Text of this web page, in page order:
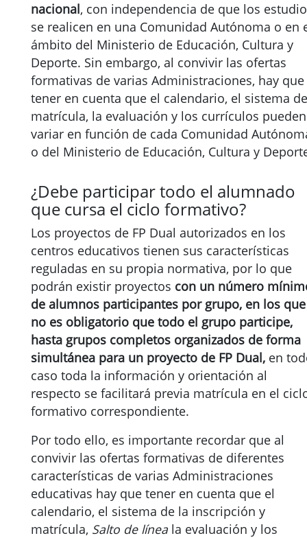
nacional, con independencia de que los
se realicen en una Comunidad Autónoma o en
ámbito del Ministerio de Educación, Cultura y
Deporte. Sin embargo, al convivir las ofertas
formativas de varias Administraciones, hay que
tener en cuenta que el calendario, el sistema de
matrícula, la evaluación y los currículos pueden
variar en función de cada Comunidad
o del Ministerio de Educación, Cultura y
¿Debe participar todo el alumnado
que cursa el ciclo formativo?
Los proyectos de FP Dual autorizados en los
centros educativos tienen sus características
reguladas en su propia normativa, por lo que
podrán existir proyectos con un número
de alumnos participantes por grupo, en los que
no es obligatorio que todo el grupo participe,
hasta grupos completos organizados de forma
simultánea para un proyecto de FP Dual, en
caso toda la información y orientación al
respecto se facilitará previa matrícula en el
formativo correspondiente.
Por todo ello, es importante recordar que al
convivir las ofertas formativas de diferentes
características de varias Administraciones
educativas hay que tener en cuenta que el
calendario, el sistema de la inscripción y
matrícula, Salto de línea la evaluación y los